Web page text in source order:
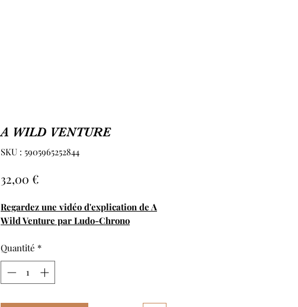
A WILD VENTURE
SKU : 5905965252844
32,00 €
Regardez une vidéo d'explication de A
Wild Venture par Ludo-Chrono
Quantité *